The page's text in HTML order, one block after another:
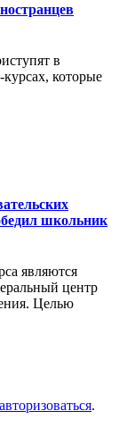
в
которые
школьник
являются
центр
Целью
авторизоваться.